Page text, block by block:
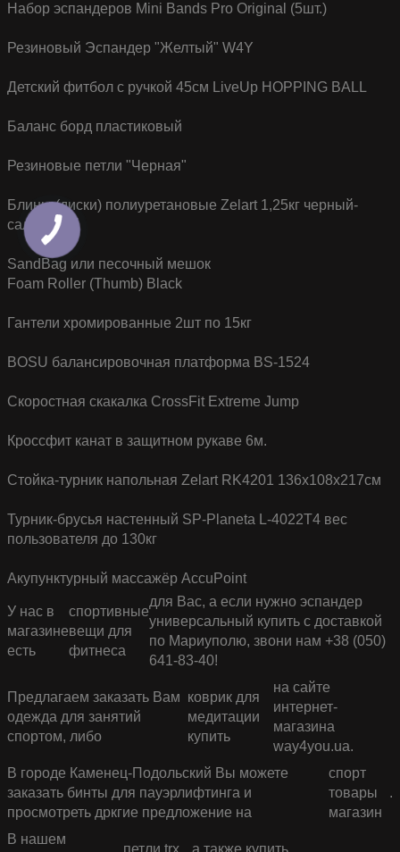
Набор эспандеров Mini Bands Pro Original (5шт.)
Резиновый Эспандер "Желтый" W4Y
Детский фитбол с ручкой 45см LiveUp HOPPING BALL
Баланс борд пластиковый
Резиновые петли "Черная"
Блины (диски) полиуретановые Zelart 1,25кг черный-
салатовый
SandBag или песочный мешок
Foam Roller (Thumb) Black
Гантели хромированные 2шт по 15кг
BOSU балансировочная платформа BS-1524
Скоростная скакалка CrossFit Extreme Jump
Кроссфит канат в защитном рукаве 6м.
Стойка-турник напольная Zelart RK4201 136x108x217см
Турник-брусья настенный SP-Planeta L-4022T4 вес
пользователя до 130кг
Акупунктурный массажёр AccuPoint
У нас в
магазине
есть
спортивные
вещи для
фитнеса
для Вас, а если нужно эспандер
универсальный купить с доставкой
по Мариуполю, звони нам +38 (050)
641-83-40!
Предлагаем заказать Вам
одежда для занятий
спортом, либо
коврик для
медитации
купить
на сайте
интернет-
магазина
way4you.ua.
В городе Каменец-Подольский Вы можете
заказать бинты для пауэрлифтинга и
просмотреть дркгие предложение на
спорт
товары
магазин
.
В нашем
петли trx , а также купить